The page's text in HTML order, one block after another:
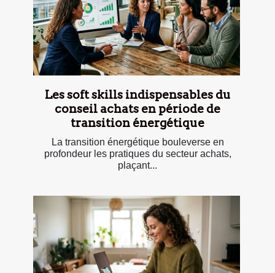
Les soft skills indispensables du
conseil achats en période de
transition énergétique
La transition énergétique bouleverse en
profondeur les pratiques du secteur achats,
plaçant...